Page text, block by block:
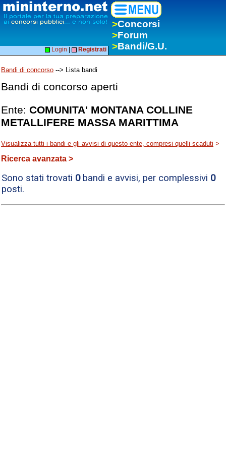
>Concorsi
>Forum
>Bandi/G.U.
Login Registrati
Bandi di concorso --> Lista bandi
Bandi di concorso aperti
Ente: COMUNITA' MONTANA COLLINE
METALLIFERE MASSA MARITTIMA
Visualizza tutti i bandi e gli avvisi di questo ente, compresi quelli scaduti >
Ricerca avanzata >
Sono stati trovati 0bandi e avvisi, per complessivi 0
posti.